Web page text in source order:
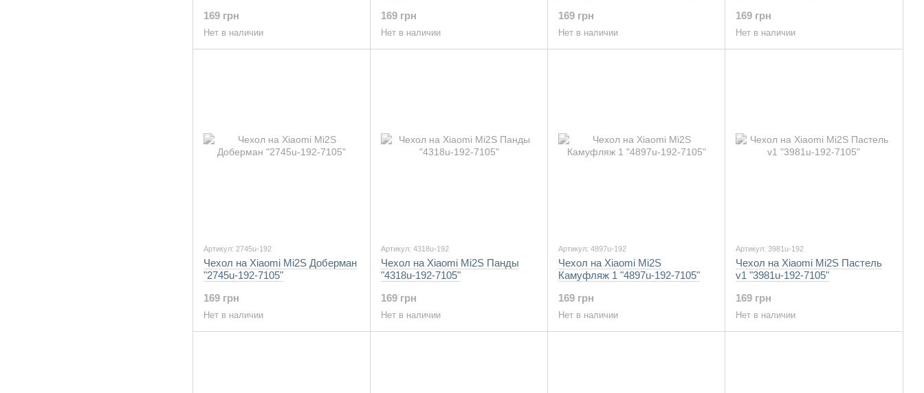
169 грн
Нет в наличии
169 грн
Нет в наличии
169 грн
Нет в наличии
169 грн
Нет в наличии
Артикул: 2745u-192
Чехол на Xiaomi Mi2S Доберман
"2745u-192-7105"
169 грн
Нет в наличии
Артикул: 4318u-192
Чехол на Xiaomi Mi2S Панды
"4318u-192-7105"
169 грн
Нет в наличии
Артикул: 4897u-192
Чехол на Xiaomi Mi2S
Камуфляж 1 "4897u-192-7105"
169 грн
Нет в наличии
Артикул: 3981u-192
Чехол на Xiaomi Mi2S Пастель
v1 "3981u-192-7105"
169 грн
Нет в наличии